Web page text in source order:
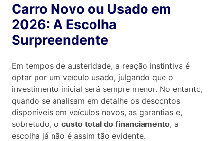
Carro Novo ou Usado em
2026: A Escolha
Surpreendente
Em tempos de austeridade, a reação instintiva é
optar por um veículo usado, julgando que o
investimento inicial será sempre menor. No entanto,
quando se analisam em detalhe os descontos
disponíveis em veículos novos, as garantias e,
sobretudo, o custo total do financiamento, a
escolha já não é assim tão evidente.